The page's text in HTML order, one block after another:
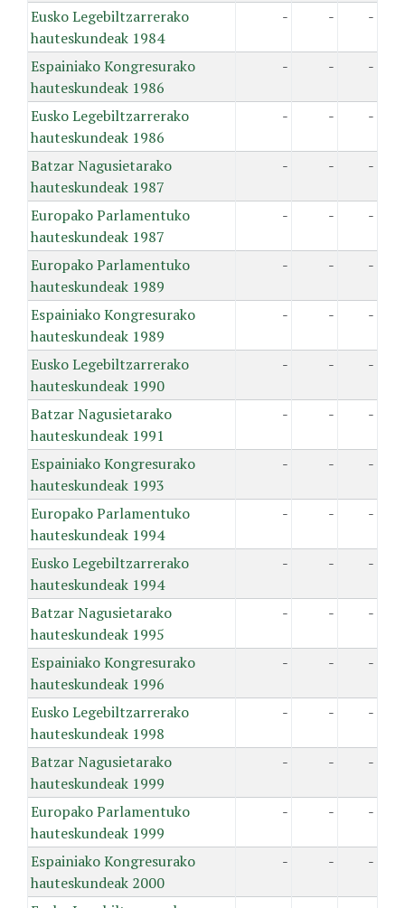
Eusko Legebiltzarrerako
hauteskundeak 1984
- - -
Espainiako Kongresurako
hauteskundeak 1986
- - -
Eusko Legebiltzarrerako
hauteskundeak 1986
- - -
Batzar Nagusietarako
hauteskundeak 1987
- - -
Europako Parlamentuko
hauteskundeak 1987
- - -
Europako Parlamentuko
hauteskundeak 1989
- - -
Espainiako Kongresurako
hauteskundeak 1989
- - -
Eusko Legebiltzarrerako
hauteskundeak 1990
- - -
Batzar Nagusietarako
hauteskundeak 1991
- - -
Espainiako Kongresurako
hauteskundeak 1993
- - -
Europako Parlamentuko
hauteskundeak 1994
- - -
Eusko Legebiltzarrerako
hauteskundeak 1994
- - -
Batzar Nagusietarako
hauteskundeak 1995
- - -
Espainiako Kongresurako
hauteskundeak 1996
- - -
Eusko Legebiltzarrerako
hauteskundeak 1998
- - -
Batzar Nagusietarako
hauteskundeak 1999
- - -
Europako Parlamentuko
hauteskundeak 1999
- - -
Espainiako Kongresurako
hauteskundeak 2000
- - -